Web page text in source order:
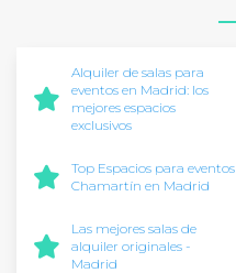
Alquiler de salas para
eventos en Madrid: los
mejores espacios
exclusivos
Top Espacios para eventos
Chamartín en Madrid
Las mejores salas de
alquiler originales -
Madrid